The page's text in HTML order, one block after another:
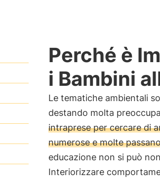
Perché è
i Bambini
Le tematiche ambientali
destando molta
intraprese per cercare di
numerose e molte
educazione non si può
Interiorizzare